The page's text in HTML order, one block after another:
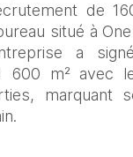
de
situé à
a
600 m² avec
marquant